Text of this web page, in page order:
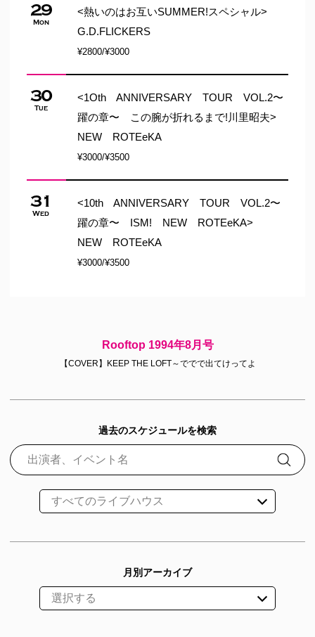
29
Mon
<熱いのはお互いSUMMER!スペシャル>
G.D.FLICKERS
¥2800/¥3000
30
Tue
<1Oth ANNIVERSARY TOUR VOL.2〜
躍の章〜 この腕が折れるまで!川里昭夫>
NEW ROTEeKA
¥3000/¥3500
31
Wed
<10th ANNIVERSARY TOUR VOL.2〜
躍の章〜 ISM! NEW ROTEeKA>
NEW ROTEeKA
¥3000/¥3500
Rooftop 1994年8月号
【COVER】KEEP THE LOFT～ででで出てけってよ
過去のスケジュールを検索
月別アーカイブ